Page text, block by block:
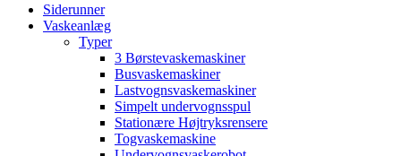
Siderunner
Vaskeanlæg
Typer
3 Børstevaskemaskiner
Busvaskemaskiner
Lastvognsvaskemaskiner
Simpelt undervognsspul
Stationære Højtryksrensere
Togvaskemaskine